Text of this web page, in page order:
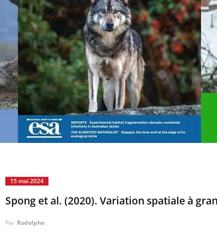
15 mai 2024
Spong et al. (2020). Variation spatiale à
Par Rodolphe